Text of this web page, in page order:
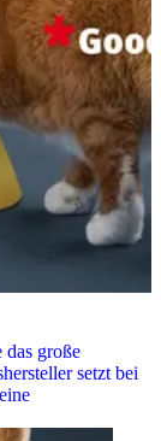
das große
setzt bei